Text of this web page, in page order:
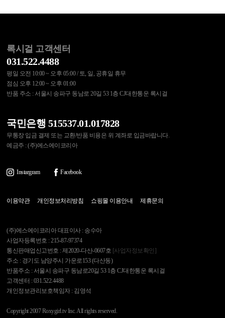
록시걸 고객센터
031.522.4488
평일 오전 10:00 ~ 오후 05:00 / 토, 일, 공휴일 휴무
점심 오후 12:00 ~ 오후 01:00
반품 주소 : 서울시 송파구 동남로 20길 53 1층 CJ대한통운 록시걸
국민은행 515537.01.017828
무통장 입금 결제 또는 교환/반품 비용은 위 계좌로 입금바랍니다.
예금주 : (주)에스에이코리아
Instargram Facebook
이용약관 개인정보처리방침 쇼핑몰 이용안내 제휴문의
(주)에스에이코리아 대표이사 : 송수아
사업자등록번호 : 215-87-97374
통신판매업신고번호 : 제2020-다산-0607호 [사업자정보확인]
주소 : 경기도 남양주시 가운로153 (다산동)
반품주소 : 서울시 송파구 동남로20길 53 1층 CJ대한통운 록시걸
고객센터 : 031.522.4488
개인정보관리보호책임자 : 김영석
Copyright 2007 Roxygirl.tv Inc. All rights reserved.